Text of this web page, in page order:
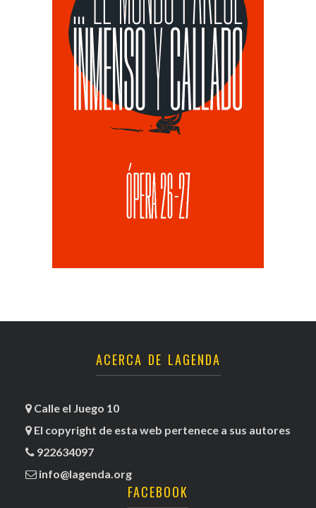
ACERCA DE LAGENDA
Calle el Juego 10
El copyright de esta web pertenece a sus autores
922634097
info@lagenda.org
FACEBOOK